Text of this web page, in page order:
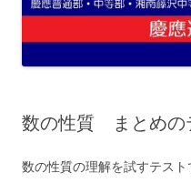
数の性質 まとめの
数の性質の理解を試すテスト